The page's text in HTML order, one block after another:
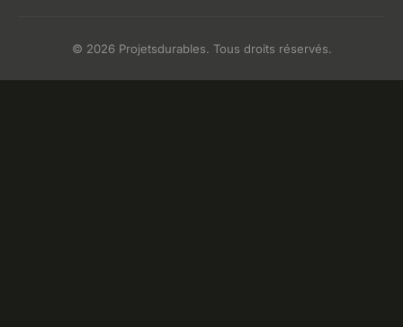
© 2026 Projetsdurables. Tous droits réservés.